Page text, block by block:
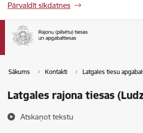
Pārvaldīt sīkdatnes
Sākums Kontakti Latgales tiesu
Latgales rajona tiesas
Atskaņot tekstu